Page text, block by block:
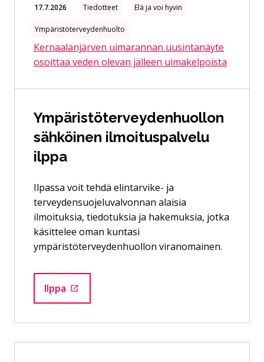
17.7.2026 Tiedotteet Elä ja voi hyvin
Ympäristöterveydenhuolto
Kernaalanjärven uimarannan uusintanäyte
osoittaa veden olevan jälleen uimakelpoista
Ympäristöterveydenhuollon
sähköinen ilmoituspalvelu
ilppa
Ilpassa voit tehdä elintarvike- ja
terveydensuojeluvalvonnan alaisia
ilmoituksia, tiedotuksia ja hakemuksia, jotka
käsittelee oman kuntasi
ympäristöterveydenhuollon viranomainen.
Ilppa
Siirtyy ulkoiselle sivustolle